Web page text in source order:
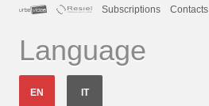
Subscriptions
Contacts
Language
EN IT